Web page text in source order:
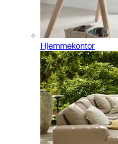
Hjemmekontor